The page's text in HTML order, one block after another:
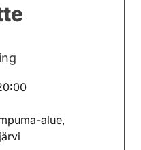
alue,